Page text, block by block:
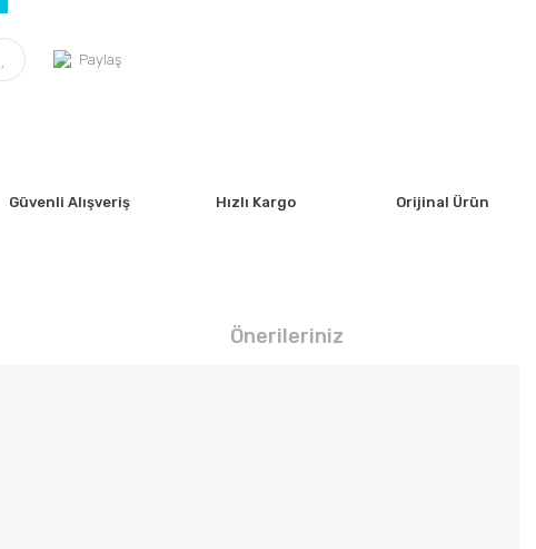
Paylaş
Güvenli Alışveriş Hızlı Kargo Orijinal Ürün
Önerileriniz